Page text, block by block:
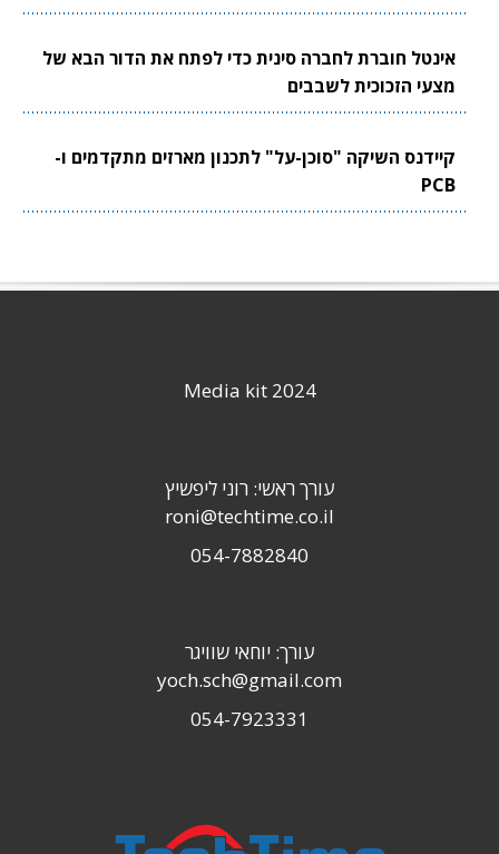
אינטל חוברת לחברה סינית כדי לפתח את הדור הבא של
מצעי הזכוכית לשבבים
קיידנס השיקה "סוכן-על" לתכנון מארזים מתקדמים ו-
PCB
Media kit 2024
עורך ראשי: רוני ליפשיץ
roni@techtime.co.il
054-7882840
עורך: יוחאי שוויגר
yoch.sch@gmail.com
054-7923331